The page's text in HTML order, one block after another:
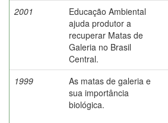
2001
Educação Ambiental
ajuda produtor a
recuperar Matas de
Galeria no Brasil
Central.
1999
As matas de galeria e
sua importância
biológica.